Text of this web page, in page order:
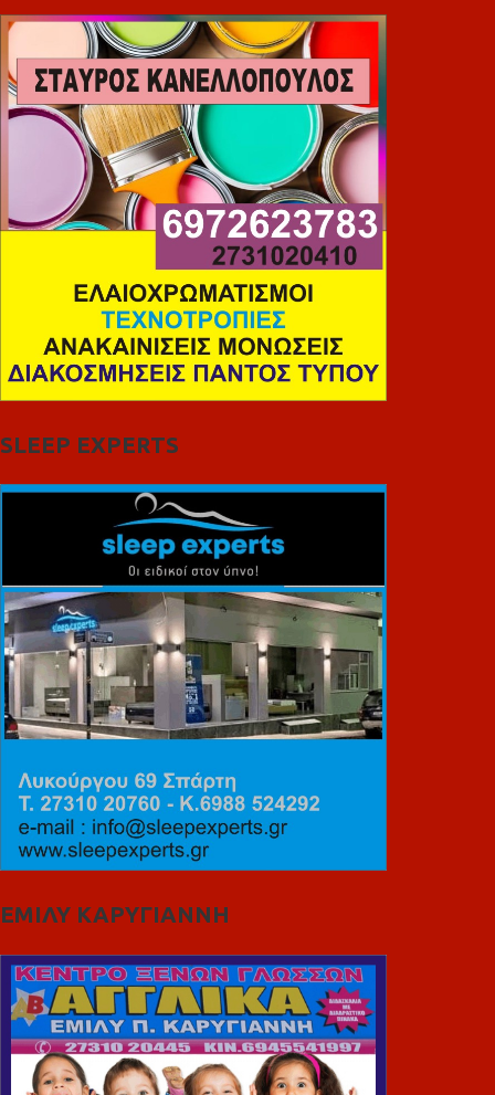
SLEEP EXPERTS
ΕΜΙΛΥ ΚΑΡΥΓΙΑΝΝΗ